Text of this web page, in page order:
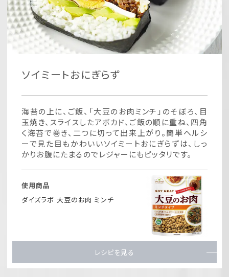
ソイミートおにぎらず
海苔の上に、ご飯、「大豆のお肉ミンチ」のそぼろ、目
玉焼き、スライスしたアボカド、ご飯の順に重ね、四角
く海苔で巻き、二つに切って出来上がり。簡単ヘルシ
ーで見た目もかわいいソイミートおにぎらずは、しっ
かりお腹にたまるのでレジャーにもピッタリです。
使用商品
ダイズラボ 大豆のお肉 ミンチ
レシピを見る